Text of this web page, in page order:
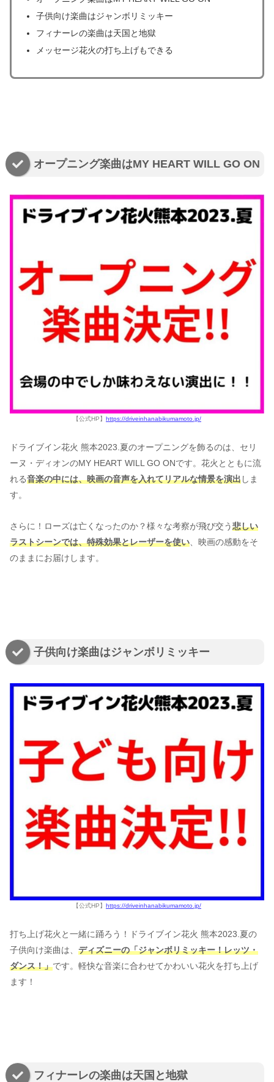
子供向け楽曲はジャンボリミッキー
フィナーレの楽曲は天国と地獄
メッセージ花火の打ち上げもできる
オープニング楽曲はMY HEART WILL GO ON
【公式HP】 https://driveinhanabikumamoto.jp/
ドライブイン花火 熊本2023.夏のオープニングを飾るのは、セリ
ーヌ・ディオンのMY HEART WILL GO ONです。花火とともに流
れる音楽の中には、映画の音声を入れてリアルな情景を演出しま
す。
さらに！ローズは亡くなったのか？様々な考察が飛び交う悲しい
ラストシーンでは、特殊効果とレーザーを使い、映画の感動をそ
のままにお届けします。
子供向け楽曲はジャンボリミッキー
【公式HP】 https://driveinhanabikumamoto.jp/
打ち上げ花火と一緒に踊ろう！ドライブイン花火 熊本2023.夏の
子供向け楽曲は、 ディズニーの「ジャンボリミッキー！レッツ・
ダンス！」です。軽快な音楽に合わせてかわいい花火を打ち上げ
ます！
フィナーレの楽曲は天国と地獄